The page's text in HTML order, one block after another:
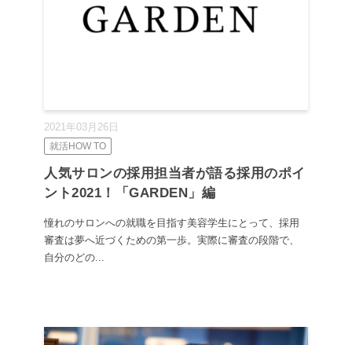
2021年03月26日
就活HOW TO
人気サロンの採用担当者が語る採用のポイ
ント2021！「GARDEN」編
憧れのサロンへの就職を目指す美容学生にとって、採用
審査は夢へ近づくための第一歩。実際に審査の段階で、
自分のどの...